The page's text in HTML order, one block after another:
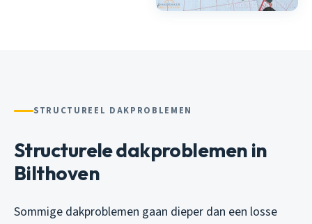
STRUCTUREEL DAKPROBLEMEN
Structurele dakproblemen in
Bilthoven
Sommige dakproblemen gaan dieper dan een losse